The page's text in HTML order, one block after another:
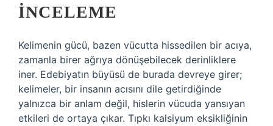
İNCELEME
Kelimenin gücü, bazen vücutta hissedilen bir acıya,
zamanla birer ağrıya dönüşebilecek derinliklere
iner. Edebiyatın büyüsü de burada devreye girer;
kelimeler, bir insanın acısını dile getirdiğinde
yalnızca bir anlam değil, hislerin vücuda yansıyan
etkileri de ortaya çıkar. Tıpkı kalsiyum eksikliğinin